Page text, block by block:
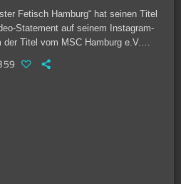
Fetisch Hamburg“ hat seinen Titel
Statement auf seinem Instagram-
Titel vom MSC Hamburg e.V.
der MSC unter anderem, dass der
Crawl“ ohne Beteiligung des